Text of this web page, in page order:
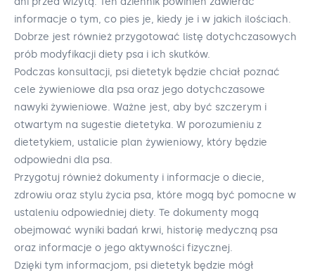
informacje o tym, co pies je, kiedy je i w jakich ilościach.
Dobrze jest również przygotować listę dotychczasowych
prób modyfikacji diety psa i ich skutków.
Podczas konsultacji, psi dietetyk będzie chciał poznać
cele żywieniowe dla psa oraz jego dotychczasowe
nawyki żywieniowe. Ważne jest, aby być szczerym i
otwartym na sugestie dietetyka. W porozumieniu z
dietetykiem, ustalicie plan żywieniowy, który będzie
odpowiedni dla psa.
Przygotuj również dokumenty i informacje o diecie,
zdrowiu oraz stylu życia psa, które mogą być pomocne w
ustaleniu odpowiedniej diety. Te dokumenty mogą
obejmować wyniki badań krwi, historię medyczną psa
oraz informacje o jego aktywności fizycznej.
Dzięki tym informacjom, psi dietetyk będzie mógł